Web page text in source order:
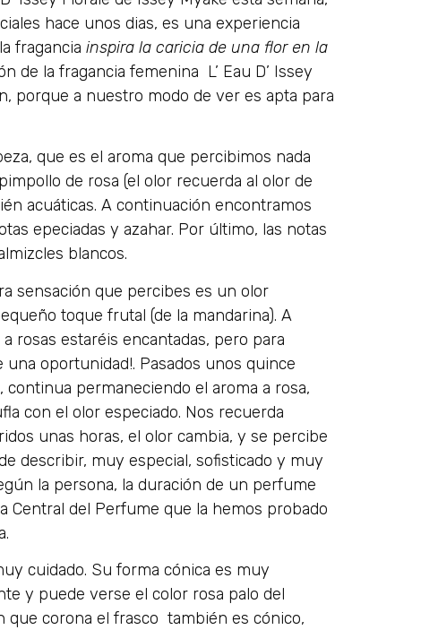
hace unos dias, es una experiencia
fragancia inspira la caricia de una flor en la
de la fragancia femenina L’ Eau D’ Issey
porque a nuestro modo de ver es apta para
que es el aroma que percibimos nada
de rosa (el olor recuerda al olor de
acuáticas. A continuación encontramos
epeciadas y azahar. Por último, las notas
blancos.
sensación que percibes es un olor
toque frutal (de la mandarina). A
rosas estaréis encantadas, pero para
una oportunidad!. Pasados unos quince
permaneciendo el aroma a rosa,
con el olor especiado. Nos recuerda
unas horas, el olor cambia, y se percibe
describir, muy especial, sofisticado y muy
la persona, la duración de un perfume
Central del Perfume que la hemos probado
cuidado. Su forma cónica es muy
y puede verse el color rosa palo del
que corona el frasco también es cónico,